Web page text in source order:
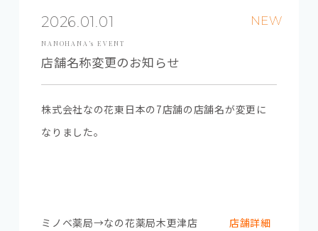
NEW
2026.01.01
NANOHANA’s EVENT
店舗名称変更のお知らせ
株式会社なの花東日本の7店舗の店舗名が変更に
なりました。
ミノベ薬局→なの花薬局木更津店 店舗詳細